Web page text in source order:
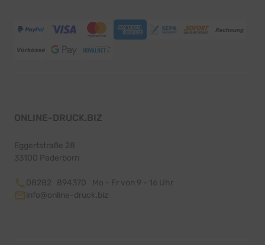
ONLINE-DRUCK.BIZ
Eggertstraße 28
33100 Paderborn
08282 894370
Mo - Fr von 9 - 16 Uhr
info@online-druck.biz